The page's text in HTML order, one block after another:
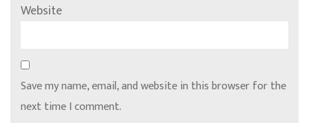
Website
Save my name, email, and website in this browser for the
next time I comment.